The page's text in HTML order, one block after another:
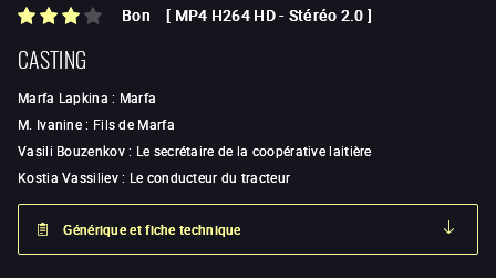
Bon [ MP4 H264 HD- Stéréo 2.0 ]
CASTING
Marfa Lapkina : Marfa
M. Ivanine: Fils de Marfa
Vasili Bouzenkov: Le secrétaire de la coopérative laitière
Kostia Vassiliev: Le conducteur du tracteur
Générique et fiche technique